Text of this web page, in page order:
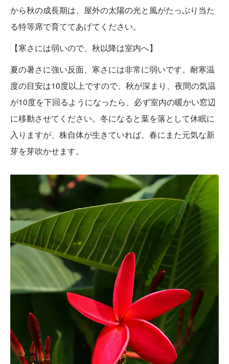
から秋の成長期は、屋外の太陽の光と風がたっぷり当た
る特等席で育ててあげてください。
【寒さには弱いので、秋以降は室内へ】
夏の暑さに強い反面、寒さには非常に弱いです。耐寒温
度の目安は10度以上ですので、秋が深まり、夜間の気温
が10度を下回るようになったら、必ず室内の暖かい窓辺
に移動させてください。冬になると葉を落として休眠に
入りますが、株自体が生きていれば、春にまた元気な新
芽を芽吹かせます。